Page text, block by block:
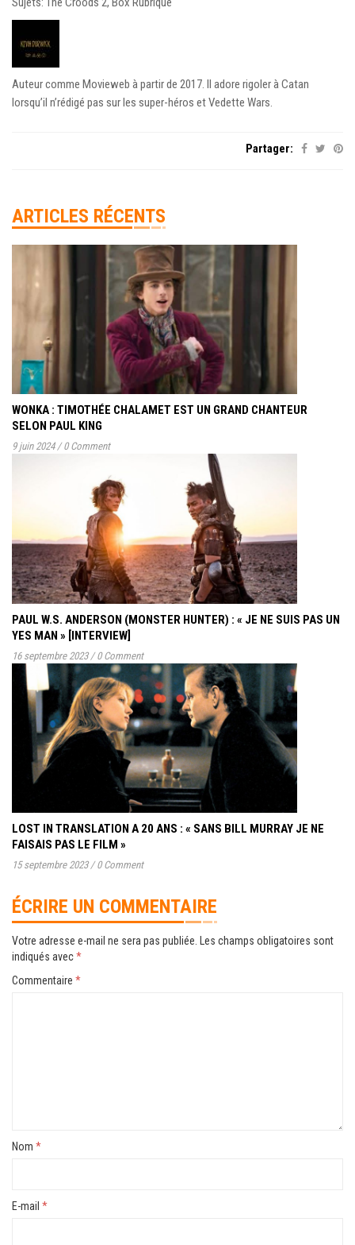
Auteur comme Movieweb à partir de 2017. Il adore rigoler à Catan
lorsqu’il n’rédigé pas sur les super-héros et Vedette Wars.
Partager:
ARTICLES RÉCENTS
WONKA : TIMOTHÉE CHALAMET EST UN GRAND CHANTEUR
SELON PAUL KING
9 juin 2024 / 0 Comment
PAUL W.S. ANDERSON (MONSTER HUNTER) : « JE NE SUIS PAS UN
YES MAN » [INTERVIEW]
16 septembre 2023 / 0 Comment
LOST IN TRANSLATION A 20 ANS : « SANS BILL MURRAY JE NE
FAISAIS PAS LE FILM »
15 septembre 2023 / 0 Comment
ÉCRIRE UN COMMENTAIRE
Votre adresse e-mail ne sera pas publiée.
Les champs obligatoires sont
indiqués avec*
Commentaire *
Nom *
E-mail *